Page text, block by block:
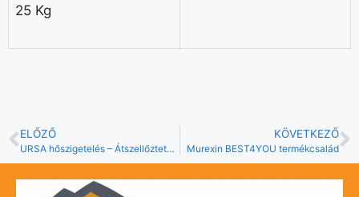
25 Kg
ELŐZŐ
URSA hőszigetelés – Átszellőztetett homlokzat
KÖVETKEZŐ
Murexin BEST4YOU termékcsalád